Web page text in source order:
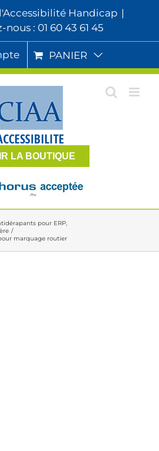
Handicap |
: 01 60 43 61 45
PANIER
LA BOUTIQUE
pour ERP
marquage routier